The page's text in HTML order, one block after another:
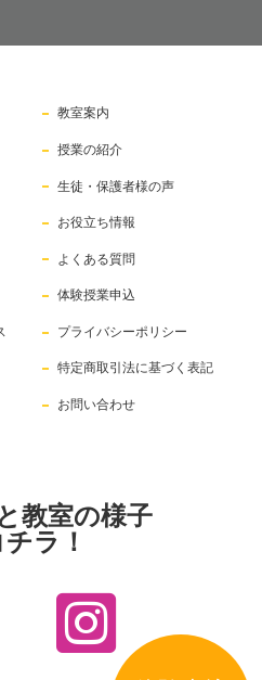
教室案内
授業の紹介
生徒・保護者様の声
お役立ち情報
よくある質問
体験授業申込
プライバシーポリシー
特定商取引法に基づく表記
お問い合わせ
教室の様子
ラ！